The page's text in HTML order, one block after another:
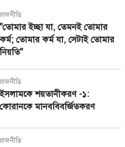
"তোমার ইচ্ছা যা, তেমনই তোমার
কর্ম; তোমার কর্ম যা, সেটাই তোমার
নিয়তি"
ইসলামকে শয়তানীকরণ -১:
কোরানকে মানববিবর্জিতকরণ